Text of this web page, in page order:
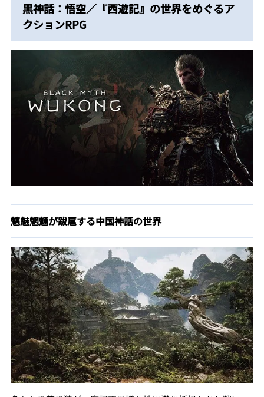
黒神話：悟空／『西遊記』の世界をめぐるア
クションRPG
魑魅魍魎が跋扈する中国神話の世界